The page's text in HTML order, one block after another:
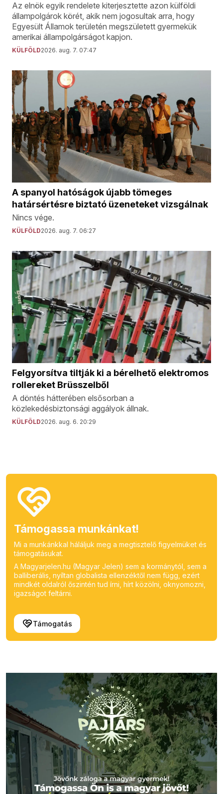
Az elnök egyik rendelete kiterjesztette azon külföldi
állampolgárok körét, akik nem jogosultak arra, hogy
Egyesült Államok területén megszületett gyermekük
amerikai állampolgárságot kapjon.
KÜLFÖLD2026. aug. 7. 07:47
A spanyol hatóságok újabb tömeges
határsértésre biztató üzeneteket vizsgálnak
Nincs vége.
KÜLFÖLD2026. aug. 7. 06:27
Felgyorsítva tiltják ki a bérelhető elektromos
rollereket Brüsszelből
A döntés hátterében elsősorban a
közlekedésbiztonsági aggályok állnak.
KÜLFÖLD2026. aug. 6. 20:29
Támogassa munkánkat!
Mi a munkánkkal háláljuk meg a megtisztelő figyelmüket és
támogatásukat.
A Magyarjelen.hu (Magyar Jelen) sem a kormánytól, sem a
balliberális, nyíltan globalista ellenzéktől nem függ, ezért
mindkét oldalról őszintén tud írni, hírt közölni, oknyomozni,
igazságot feltárni.
Támogatás